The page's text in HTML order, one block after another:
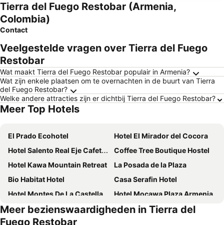
Tierra del Fuego Restobar (Armenia,
Colombia)
Contact
Veelgestelde vragen over Tierra del Fuego
Restobar
Wat maakt Tierra del Fuego Restobar populair in Armenia?
Wat zijn enkele plaatsen om te overnachten in de buurt van Tierra
del Fuego Restobar?
Welke andere attracties zijn er dichtbij Tierra del Fuego Restobar?
Meer Top Hotels
El Prado Ecohotel
Hotel El Mirador del Cocora
Hotel Salento Real Eje Cafetero
Coffee Tree Boutique Hostel
Hotel Kawa Mountain Retreat
La Posada de la Plaza
Bio Habitat Hotel
Casa Serafin Hotel
Hotel Montes De La Castellana
Hotel Mocawa Plaza Armenia
Hotel Confortel
Ecohotel Piedemonte
Terrazas de Salento
Meer bezienswaardigheden in Tierra del
Fuego Restobar